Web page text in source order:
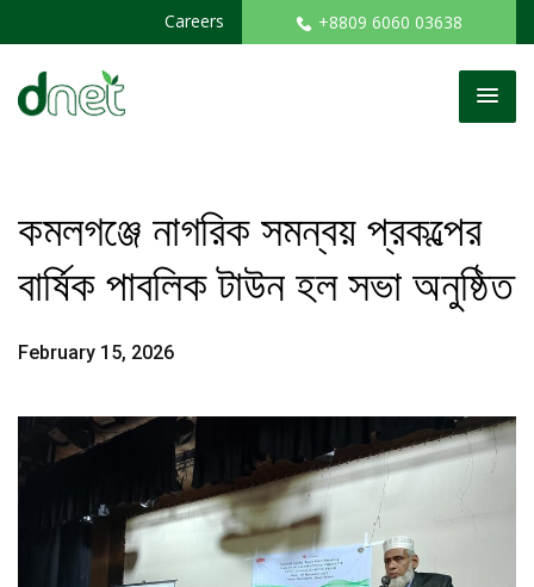
Careers +8809 6060 03638
কমলগঞ্জে নাগরিক সমন্বয় প্রকল্পের
বার্ষিক পাবলিক টাউন হল সভা অনুষ্ঠিত
February 15, 2026